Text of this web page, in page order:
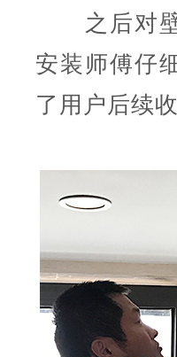
之后对壁
安装师傅仔
了用户后续